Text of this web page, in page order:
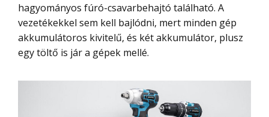
hagyományos fúró-csavarbehajtó található. A
vezetékekkel sem kell bajlódni, mert minden gép
akkumulátoros kivitelű, és két akkumulátor, plusz
egy töltő is jár a gépek mellé.